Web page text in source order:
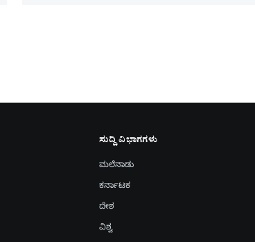
ಸುದ್ದಿ ವಿಭಾಗಗಳು
ಮಲೆನಾಡು
ಕರ್ನಾಟಕ
ದೇಶ
ವಿಶ್ವ